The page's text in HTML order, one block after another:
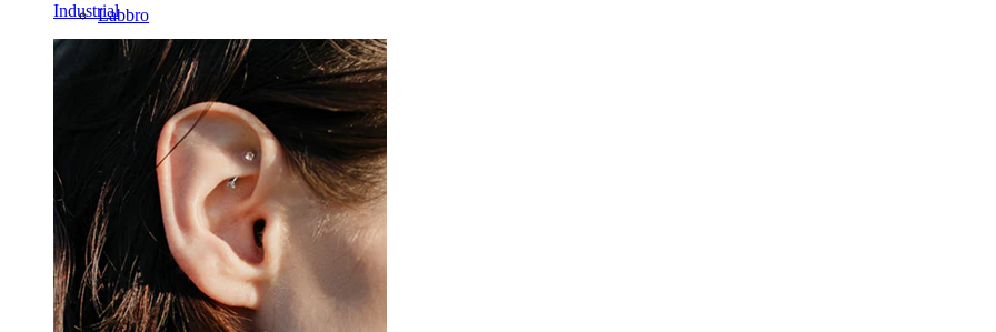
IndustrialLabbro
Capezzolo
Industrial
Dermal
Orecchio
Septum
Oro 14K
Fake piercing